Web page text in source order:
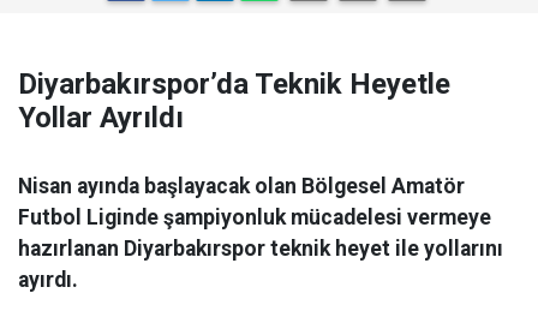
Diyarbakırspor’da Teknik Heyetle
Yollar Ayrıldı
Nisan ayında başlayacak olan Bölgesel Amatör
Futbol Liginde şampiyonluk mücadelesi vermeye
hazırlanan Diyarbakırspor teknik heyet ile yollarını
ayırdı.